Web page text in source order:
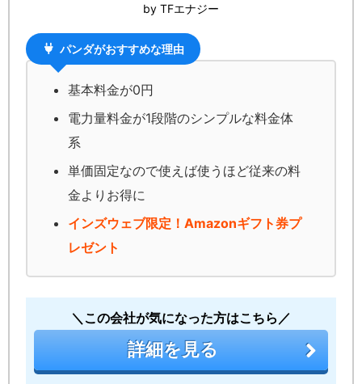
by TFエナジー
パンダがおすすめな理由
基本料金が0円
電力量料金が1段階のシンプルな料金体
系
単価固定なので使えば使うほど従来の料
金よりお得に
インズウェブ限定！Amazonギフト券プ
レゼント
＼この会社が気になった方はこちら／
詳細を見る